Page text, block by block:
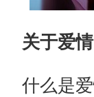
关于爱情
什么是